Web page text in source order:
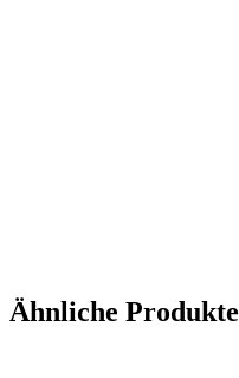
Ähnliche Produkte